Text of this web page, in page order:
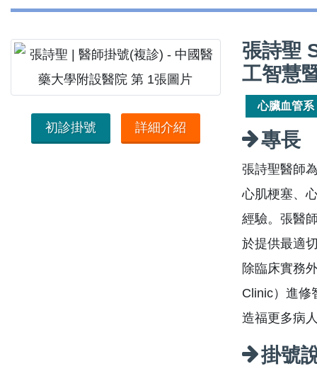
初診掛號 詳細介紹
張詩聖
工智慧
心臟血管系
專長
張詩聖醫師
心肌梗塞、
經驗。張醫
於提供最適
除臨床實務
Clinic）進修
造福更多病
掛號